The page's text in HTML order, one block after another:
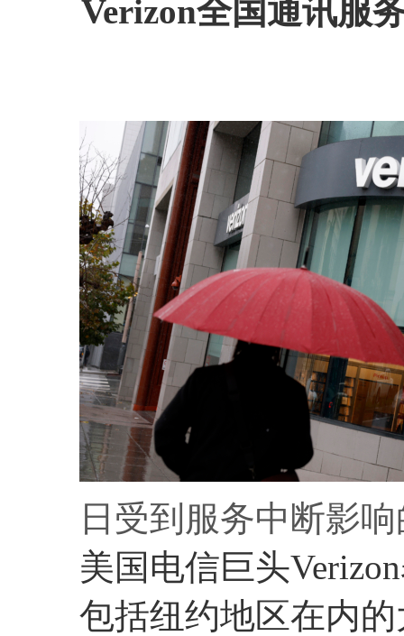
Verizon全国通讯服
日受到服务中断影
美国电信巨头
包括纽约地区在内